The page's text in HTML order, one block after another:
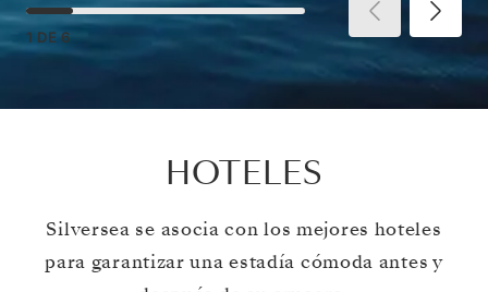
1 DE 6
HOTELES
Silversea se asocia con los mejores hoteles
para garantizar una estadía cómoda antes y